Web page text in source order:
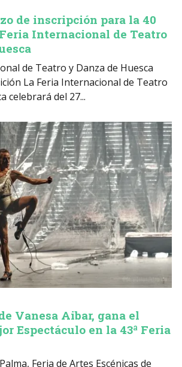
de inscripción para la 40
Internacional de Teatro
de Teatro y Danza de Huesca
La Feria Internacional de Teatro
celebrará del 27...
Vanesa Aibar, gana el
Espectáculo en la 43ª Feria
Feria de Artes Escénicas de